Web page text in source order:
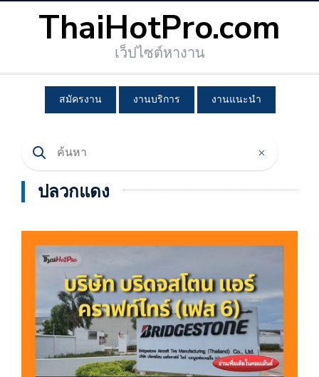
ThaiHotPro.com
เว็ปไซต์หางาน
สมัครงาน งานบริการ งานแนะนำ
ปลวกแดง